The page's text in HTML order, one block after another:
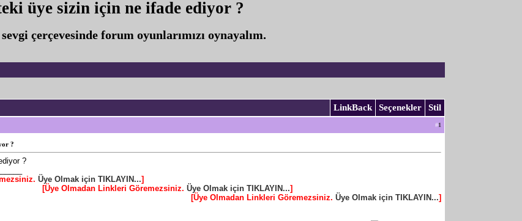
üye sizin için ne ifade ediyor ?
sevgi çerçevesinde forum oyunlarımızı oynayalım.
LinkBack Seçenekler Stil
#1
?
?
Üye Olmak için TIKLAYIN...]
[Üye Olmadan Linkleri Göremezsiniz.Üye Olmak için TIKLAYIN...]
[Üye Olmadan Linkleri Göremezsiniz.Üye Olmak için TIKLAYIN...]